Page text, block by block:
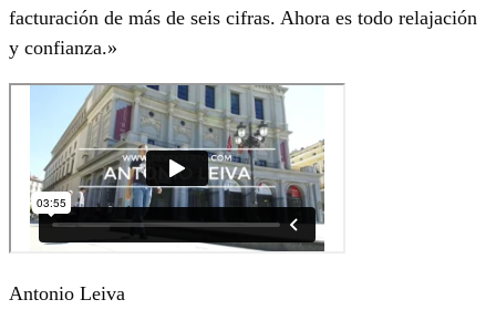
facturación de más de seis cifras. Ahora es todo relajación
y confianza.»
Antonio Leiva